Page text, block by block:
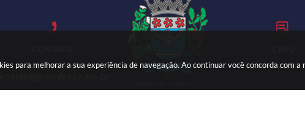
para melhorar a sua experiência de navegação. Ao continuar você concorda com a
(18) 3699-9000
59.767.921/